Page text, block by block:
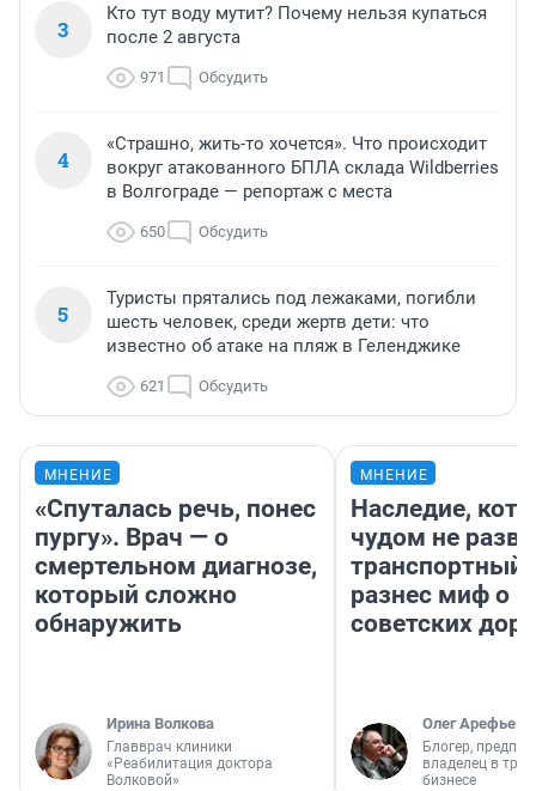
3
Кто тут воду мутит? Почему нельзя купаться
после 2 августа
971 Обсудить
4
«Страшно, жить-то хочется». Что происходит
вокруг атакованного БПЛА склада Wildberries
в Волгограде — репортаж с места
650 Обсудить
5
Туристы прятались под лежаками, погибли
шесть человек, среди жертв дети: что
известно об атаке на пляж в Геленджике
621 Обсудить
МНЕНИЕ
«Спуталась речь, понес
пургу». Врач — о
смертельном диагнозе,
который сложно
обнаружить
Ирина Волкова
Главврач клиники
«Реабилитация доктора
Волковой»
МНЕНИЕ
Наследие,
чудом не
транспортный
разнес миф о
советских
Олег Арефьев
Блогер,
владелец в
бизнесе